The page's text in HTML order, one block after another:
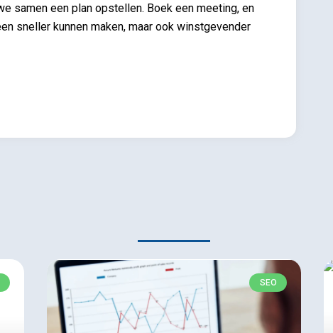
samen een plan opstellen. Boek een meeting, en
sneller kunnen maken, maar ook winstgevender
SEO